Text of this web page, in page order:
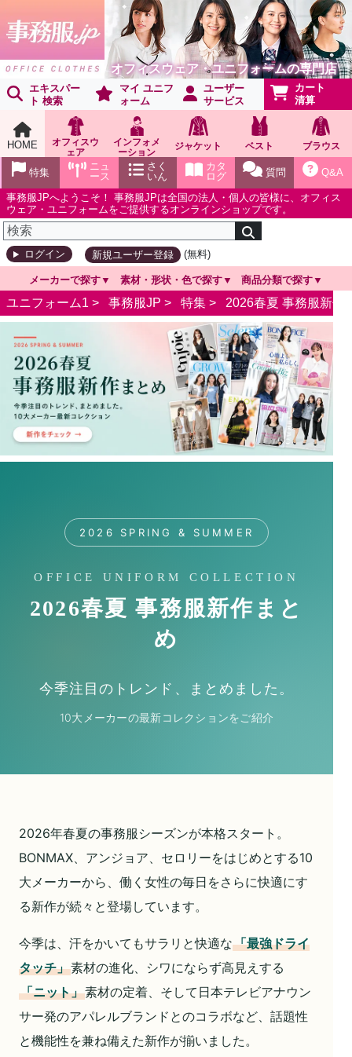
オフィスウェア・ユニフォームの専門店
エキスパー
ト 検索
マイ ユニフ
ォーム
ユーザー
サービス
カート
清算
HOME
オフィスウ
ェア
インフォメ
ーション
ショールー
ム
ジャケット ベスト ブラウス
Q&A
質問
カタ
ログ
さく
いん
ニュ
ース
特集
事務服JPへようこそ！ 事務服JPは全国の法人・個人の皆様に、オフィス
ウェア・ユニフォームをご提供するオンラインショップです。
ログイン 新規ユーザー登録 (無料)
メーカーで探す 素材・形状・色で探す 商品分類で探す
ユニフォーム1 > 事務服JP > 特集 > 2026春夏 事務服新作
2026 SPRING & SUMMER
OFFICE UNIFORM COLLECTION
2026春夏 事務服新作まと
め
今季注目のトレンド、まとめました。
10大メーカーの最新コレクションをご紹介
2026年春夏の事務服シーズンが本格スタート。
BONMAX、アンジョア、セロリーをはじめとする10
大メーカーから、働く女性の毎日をさらに快適にす
る新作が続々と登場しています。
今季は、汗をかいてもサラリと快適な「最強ドライ
タッチ」素材の進化、シワにならず高見えする
「ニット」素材の定着、そして日本テレビアナウン
サー発のアパレルブランドとのコラボなど、話題性
と機能性を兼ね備えた新作が揃いました。